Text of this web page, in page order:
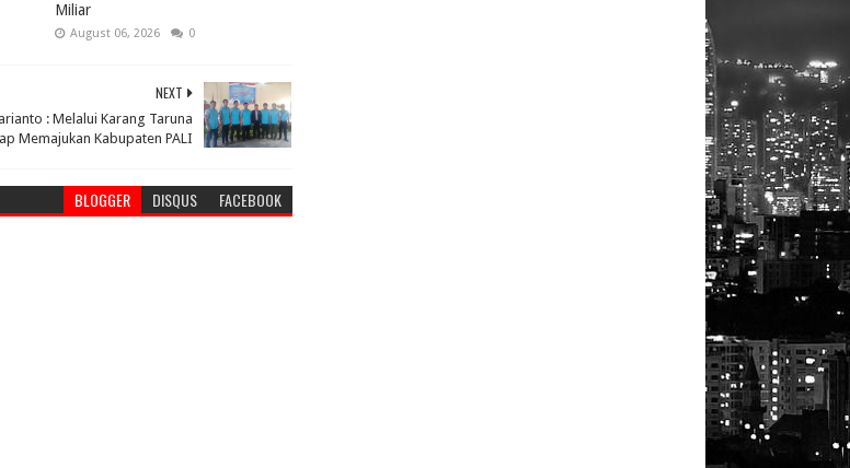
Miliar
August 06, 2026 0
NEXT
: Melalui Karang Taruna
Memajukan Kabupaten PALI
BLOGGER DISQUS FACEBOOK